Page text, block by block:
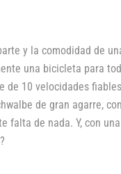
y la comodidad de
una bicicleta para
de 10 velocidades
de gran agarre,
falta de nada. Y, con